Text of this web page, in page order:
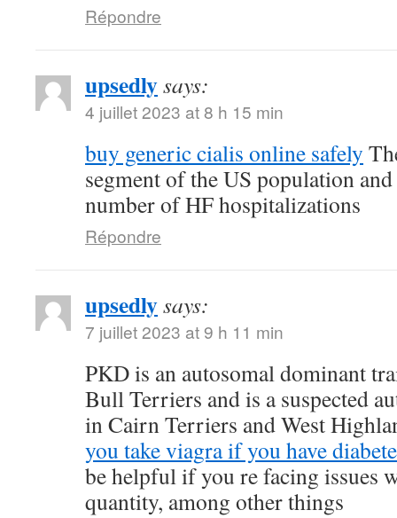
Répondre
upsedlysays:
4 juillet 2023 at 8 h 15 min
buy generic cialis online safely
segment of the US population
number of HF hospitalizations
Répondre
upsedlysays:
7 juillet 2023 at 9 h 11 min
PKD is an autosomal dominant
Bull Terriers and is a suspected
in Cairn Terriers and West
you take viagra if you have
be helpful if you re facing issues
quantity, among other things